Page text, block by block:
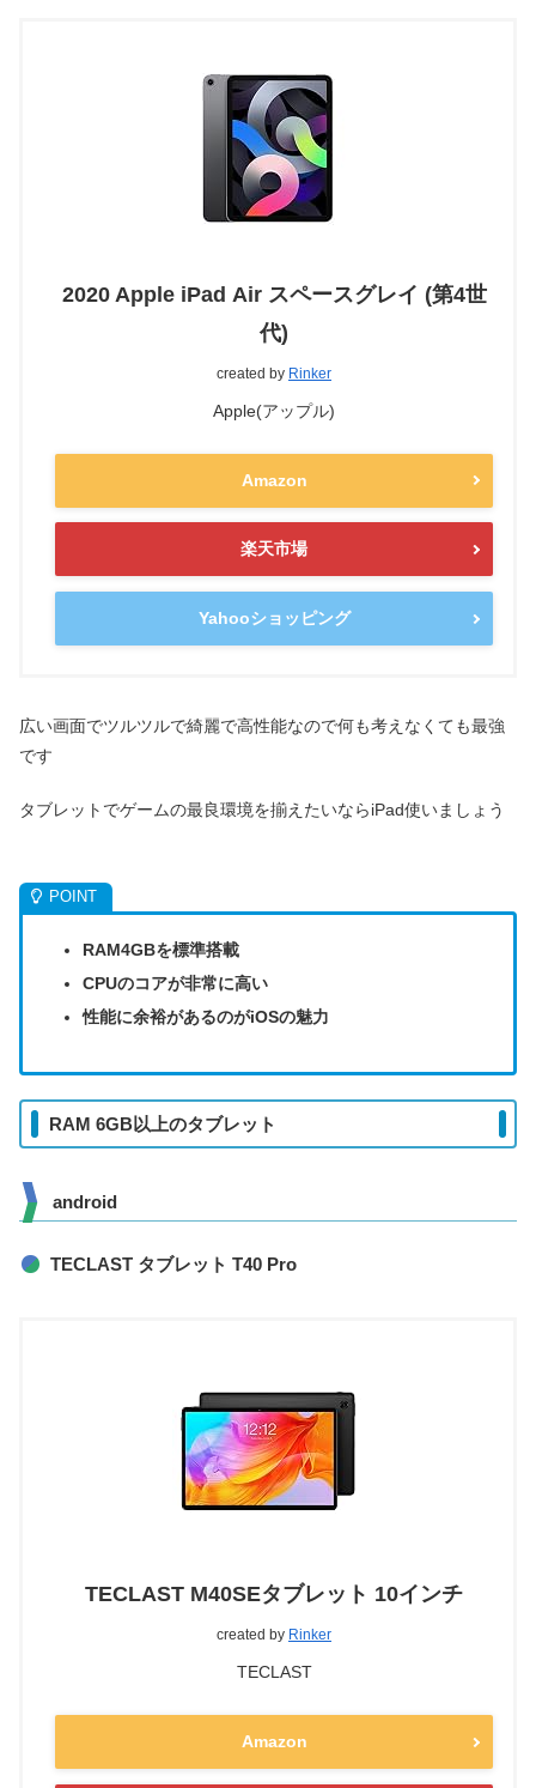
2020 Apple iPad Air スペースグレイ (第4世
代)
created by Rinker
Apple(アップル)
Amazon
楽天市場
Yahooショッピング
広い画面でツルツルで綺麗で高性能なので何も考えなくても最強
です
タブレットでゲームの最良環境を揃えたいならiPad使いましょう
RAM4GBを標準搭載
CPUのコアが非常に高い
性能に余裕があるのがiOSの魅力
RAM 6GB以上のタブレット
android
TECLAST タブレット T40 Pro
TECLAST M40SEタブレット 10インチ
created by Rinker
TECLAST
Amazon